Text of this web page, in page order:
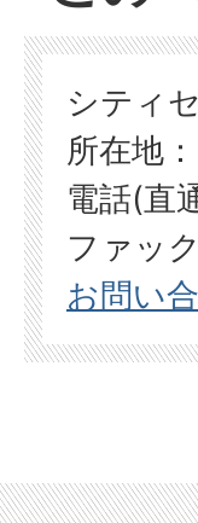
シティ
所在地
電話(直
ファッ
お問い